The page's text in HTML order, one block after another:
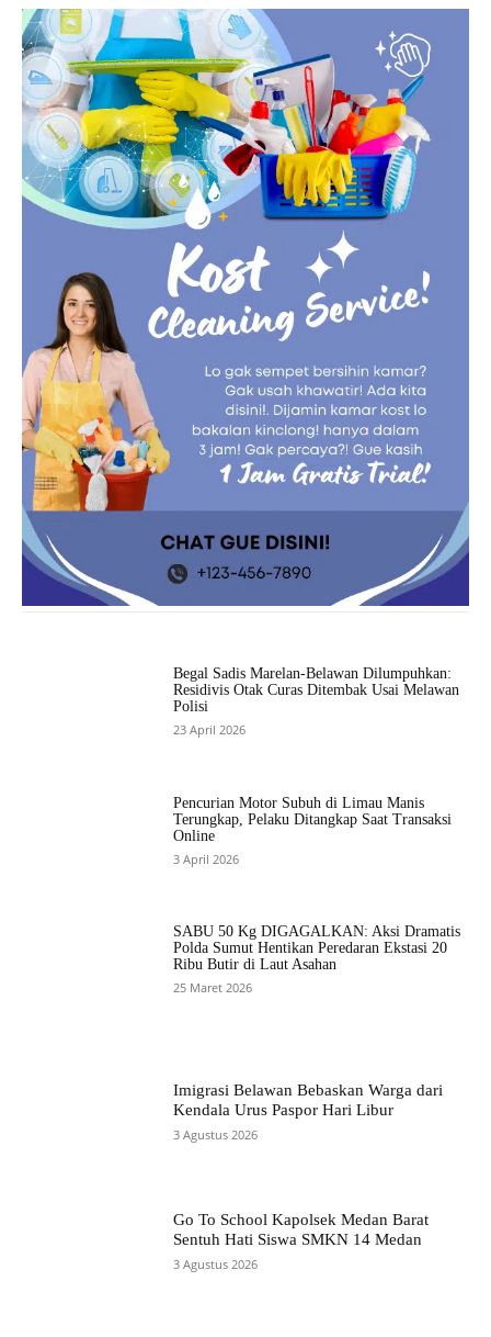
Begal Sadis Marelan-Belawan Dilumpuhkan:
Residivis Otak Curas Ditembak Usai Melawan
Polisi
23 April 2026
Pencurian Motor Subuh di Limau Manis
Terungkap, Pelaku Ditangkap Saat Transaksi
Online
3 April 2026
SABU 50 Kg DIGAGALKAN: Aksi Dramatis
Polda Sumut Hentikan Peredaran Ekstasi 20
Ribu Butir di Laut Asahan
25 Maret 2026
Imigrasi Belawan Bebaskan Warga dari
Kendala Urus Paspor Hari Libur
3 Agustus 2026
Go To School Kapolsek Medan Barat
Sentuh Hati Siswa SMKN 14 Medan
3 Agustus 2026